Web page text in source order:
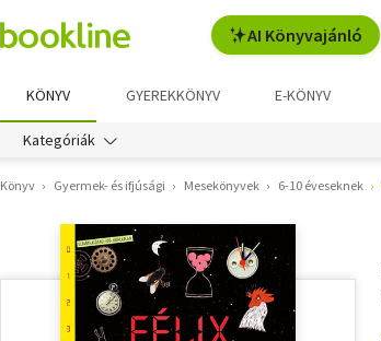
AI Könyvajánló
KÖNYV GYEREKKÖNYV E-KÖNYV
Kategóriák
Könyv Gyermek- és ifjúsági Mesekönyvek 6-10 éveseknek